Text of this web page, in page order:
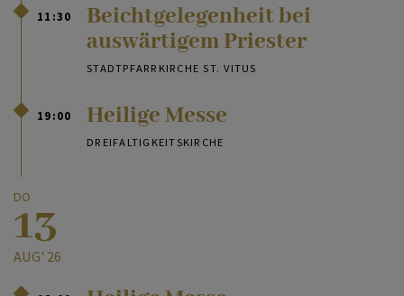
11:30
Beichtgelegenheit bei
auswärtigem Priester
STADTPFARRKIRCHE ST. VITUS
19:00 Heilige Messe
DREIFALTIGKEITSKIRCHE
DO
13
AUG' 26